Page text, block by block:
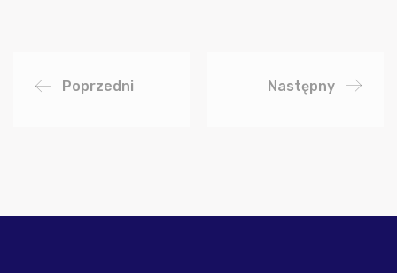
Poprzedni Następny